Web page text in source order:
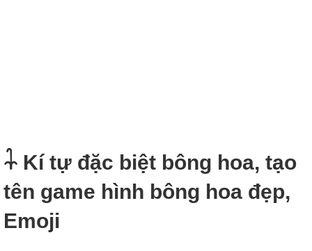
𓇑 Kí tự đặc biệt bông hoa, tạo
tên game hình bông hoa đẹp,
Emoji